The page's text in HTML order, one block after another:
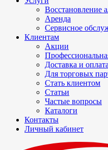
Восстановление
Аренда
Сервисное
Клиентам
Акции
Доставка и оплата
Для торговых
Стать клиентом
Статьи
Частые вопросы
Каталоги
Контакты
Личный кабинет